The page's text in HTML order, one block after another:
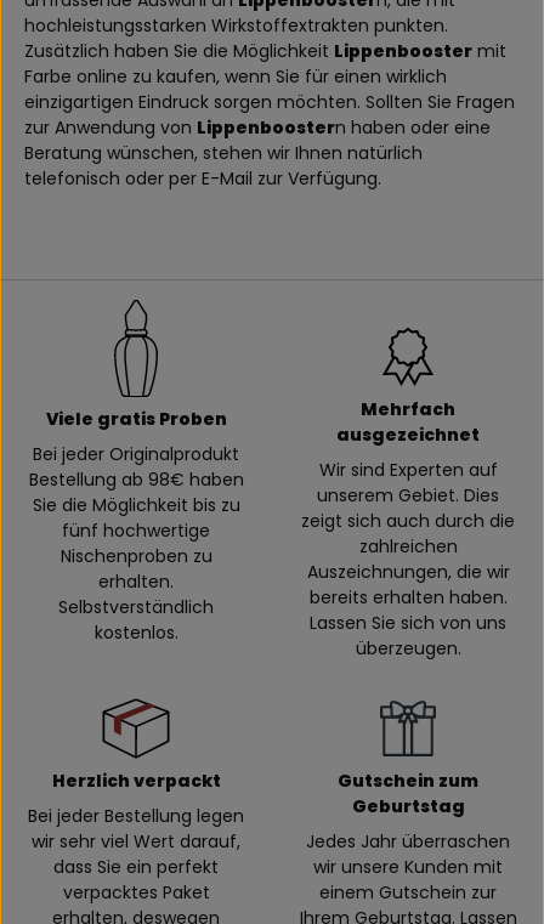
hochleistungsstarken Wirkstoffextrakten punkten.
Zusätzlich haben Sie die Möglichkeit Lippenbooster mit
Farbe online zu kaufen, wenn Sie für einen wirklich
einzigartigen Eindruck sorgen möchten. Sollten Sie Fragen
zur Anwendung von Lippenboostern haben oder eine
Beratung wünschen, stehen wir Ihnen natürlich
telefonisch oder per E-Mail zur Verfügung.
Viele gratis Proben
Bei jeder Originalprodukt
Bestellung ab 98€ haben
Sie die Möglichkeit bis zu
fünf hochwertige
Nischenproben zu
erhalten.
Selbstverständlich
kostenlos.
Mehrfach
ausgezeichnet
Wir sind Experten auf
unserem Gebiet. Dies
zeigt sich auch durch die
zahlreichen
Auszeichnungen, die wir
bereits erhalten haben.
Lassen Sie sich von uns
überzeugen.
Herzlich verpackt
Bei jeder Bestellung legen
wir sehr viel Wert darauf,
dass Sie ein perfekt
verpacktes Paket
erhalten, deswegen
Gutschein zum
Geburtstag
Jedes Jahr überraschen
wir unsere Kunden mit
einem Gutschein zur
Ihrem Geburtstag. Lassen